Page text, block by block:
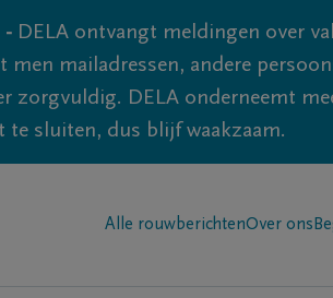
- DELA ontvangt meldingen over
mailadressen, andere
zorgvuldig. DELA onderneemt
sluiten, dus blijf waakzaam.
Alle rouwberichtenOver ons